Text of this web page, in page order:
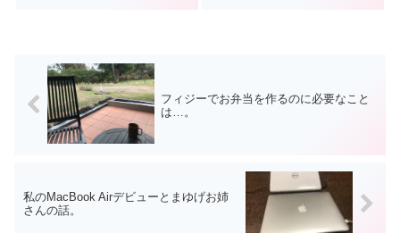
フィジーでお弁当を作るのに必要なこと
は…。
私のMacBook Airデビューとまゆげお姉
さんの話。